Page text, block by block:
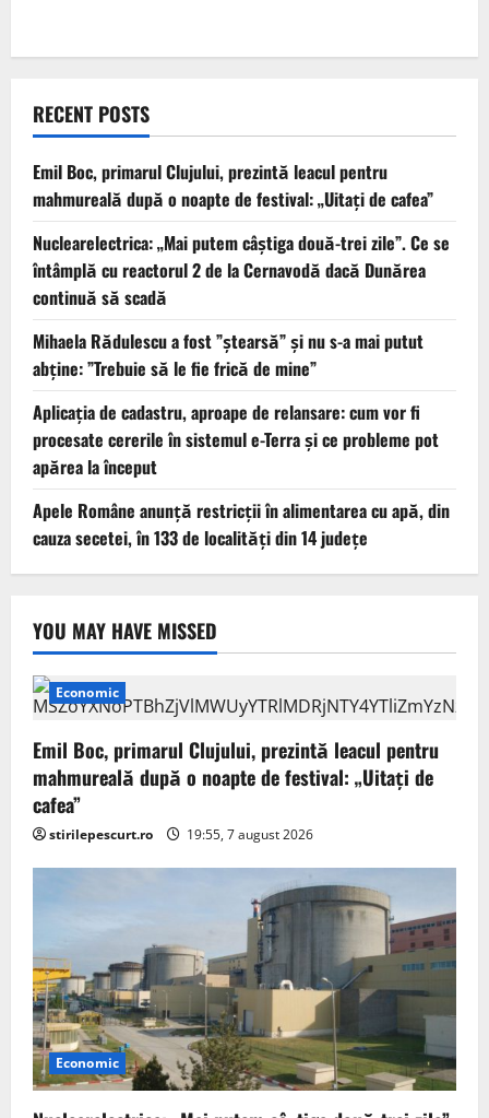
RECENT POSTS
Emil Boc, primarul Clujului, prezintă leacul pentru
mahmureală după o noapte de festival: „Uitați de cafea”
Nuclearelectrica: „Mai putem câștiga două-trei zile”. Ce se
întâmplă cu reactorul 2 de la Cernavodă dacă Dunărea
continuă să scadă
Mihaela Rădulescu a fost ”ștearsă” și nu s-a mai putut
abține: ”Trebuie să le fie frică de mine”
Aplicația de cadastru, aproape de relansare: cum vor fi
procesate cererile în sistemul e-Terra și ce probleme pot
apărea la început
Apele Române anunță restricţii în alimentarea cu apă, din
cauza secetei, în 133 de localităţi din 14 judeţe
YOU MAY HAVE MISSED
Economic
Emil Boc, primarul Clujului, prezintă leacul pentru
mahmureală după o noapte de festival: „Uitați de
cafea”
stirilepescurt.ro 19:55, 7 august 2026
Economic